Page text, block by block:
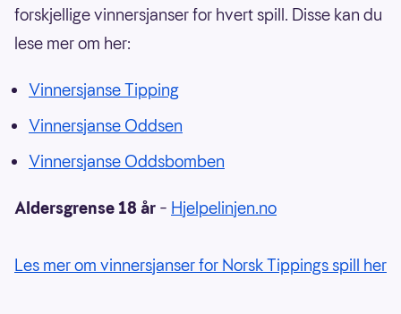
forskjellige vinnersjanser for hvert spill. Disse kan du
lese mer om her:
Vinnersjanse Tipping
Vinnersjanse Oddsen
Vinnersjanse Oddsbomben
Aldersgrense 18 år – Hjelpelinjen.no
Les mer om vinnersjanser for Norsk Tippings spill her